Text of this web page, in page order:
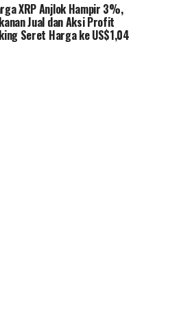
XRP Anjlok Hampir 3%,
Jual dan Aksi Profit
Seret Harga ke US$1,04